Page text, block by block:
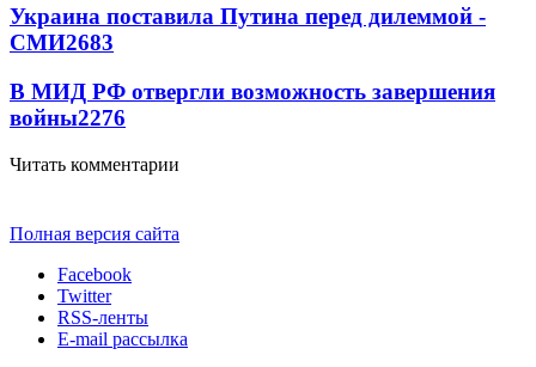
Украина поставила Путина перед дилеммой -
СМИ2683
В МИД РФ отвергли возможность завершения
войны2276
Читать комментарии
Полная версия сайта
Facebook
Twitter
RSS-ленты
E-mail рассылка